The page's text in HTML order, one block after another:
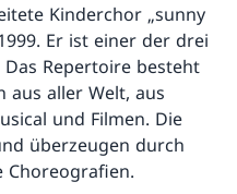
Kinderchor „sunny
Er ist einer der drei
Repertoire besteht
aus aller Welt, aus
und Filmen. Die
überzeugen durch
Choreografien.